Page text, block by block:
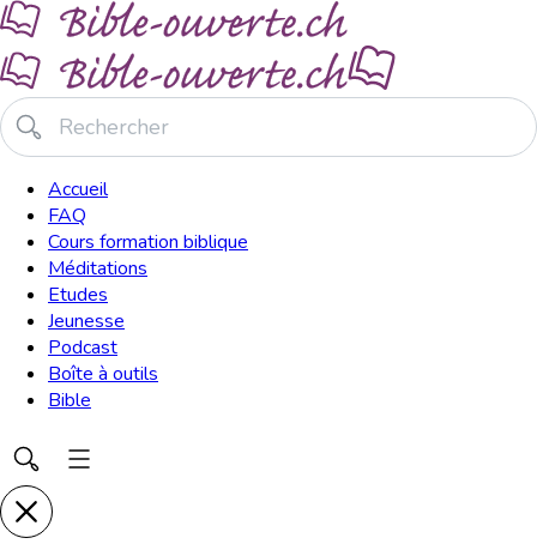
Accueil
FAQ
Cours formation biblique
Méditations
Etudes
Jeunesse
Podcast
Boîte à outils
Bible